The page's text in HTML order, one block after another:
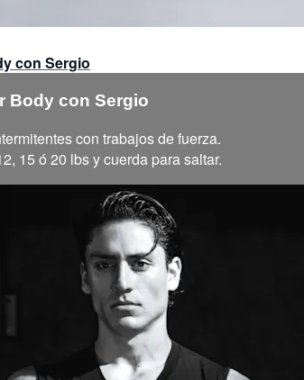
con Sergio
Body con Sergio
con trabajos de fuerza.
15 ó 20 lbs y cuerda para saltar.